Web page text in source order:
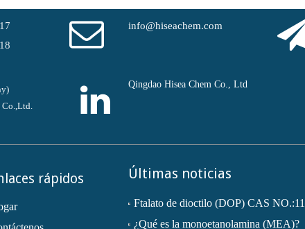
info@hiseachem.com
Qingdao Hisea Chem Co., Ltd
rápidos Últimas noticias
¿Qué es la monoetanolamina (MEA)?